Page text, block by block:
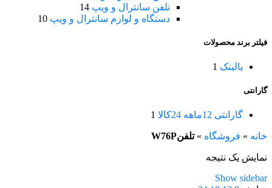
تلفن سانترال و ویپ 14
دستگاه و لوازم سانترال و ویپ 10
فیلتر برند محصولات
یالینک 1
گارانتی
گارانتی 12ماهه 24کالا 1
خانه » فروشگاه »تلفنW76P
نمایش یک نتیجه
Show sidebar